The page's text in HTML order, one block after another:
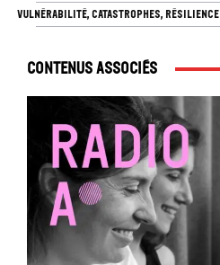
VULNÉRABILITÉ, CATASTROPHES, RÉSILIENCE
Contenus associés